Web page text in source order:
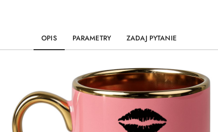
OPIS PARAMETRY ZADAJ PYTANIE